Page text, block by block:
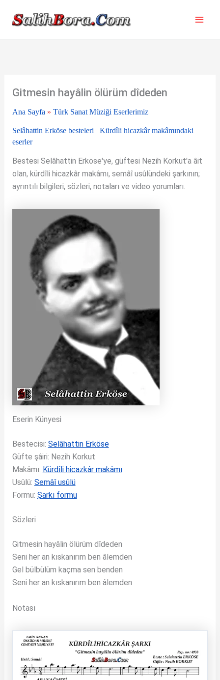
Gitmesin hayâlin ölürüm dîdeden
Ana Sayfa » Türk Sanat Müziği Eserlerimiz
Selâhattin Erköse besteleri
Kürdîli hicazkâr makâmındaki
eserler
Bestesi Selâhattin Erköse'ye, güftesi Nezih Korkut'a âit
olan, kürdîli hicazkâr makâmı, semâî usûlündeki şarkının;
ayrıntılı bilgileri, sözleri, notaları ve video yorumları.
Eserin Künyesi
Bestecisi: Selâhattin Erköse
Güfte şâiri: Nezih Korkut
Makâmı: Kürdîli hicazkâr makâmı
Usûlü: Semâî usûlü
Formu: Şarkı formu
Sözleri
Gitmesin hayâlin ölürüm dîdeden
Seni her an kıskanırım ben âlemden
Gel bülbülüm kaçma sen benden
Seni her an kıskanırım ben âlemden
Notası